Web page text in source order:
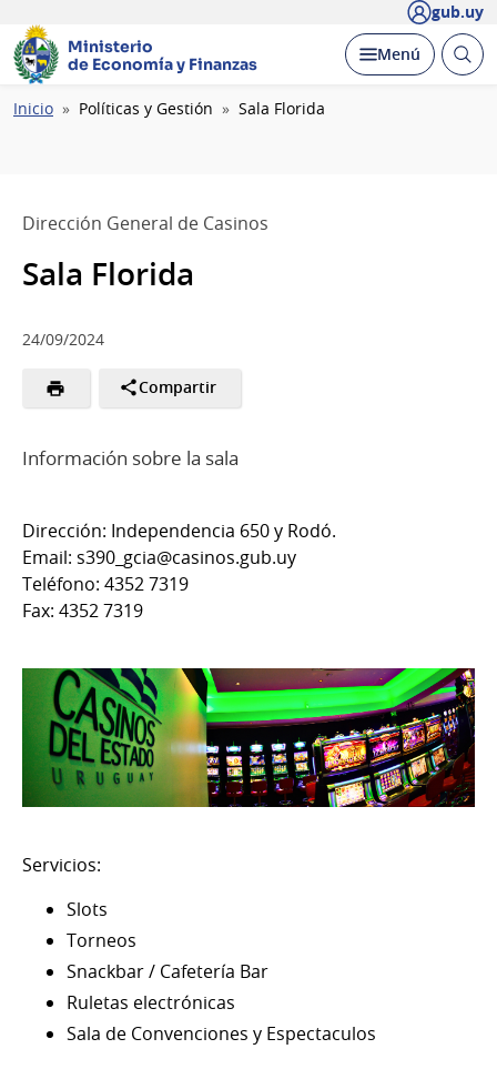
gub.uy
Ministerio
de Economía y Finanzas
Desplegar
Menú Abrir
Ruta
Inicio Políticas y Gestión Sala Florida
Dirección General de Casinos
Sala Florida
24/09/2024
Compartir
Información sobre la sala
Dirección: Independencia 650 y Rodó.
Email: s390_gcia@casinos.gub.uy
Teléfono: 4352 7319
Fax: 4352 7319
Servicios:
Slots
Torneos
Snackbar / Cafetería Bar
Ruletas electrónicas
Sala de Convenciones y Espectaculos